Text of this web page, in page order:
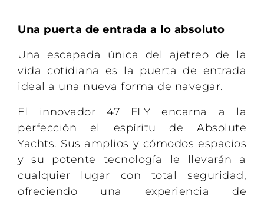
Una puerta de entrada a lo absoluto
Una escapada única del ajetreo de la
vida cotidiana es la puerta de entrada
ideal a una nueva forma de navegar.
El innovador 47 FLY encarna a la
perfección el espíritu de Absolute
Yachts. Sus amplios y cómodos espacios
y su potente tecnología le llevarán a
cualquier lugar con total seguridad,
ofreciendo una experiencia de